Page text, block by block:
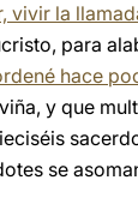
vivir la
para
hace
y que
se